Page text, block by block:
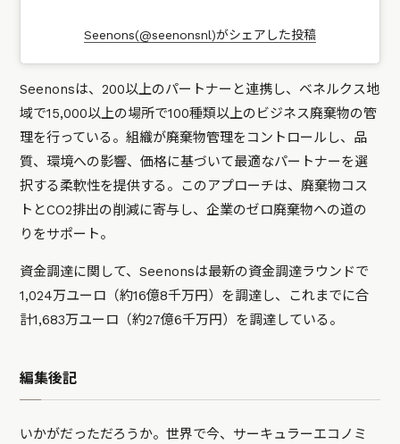
Seenons(@seenonsnl)がシェアした投稿
Seenonsは、200以上のパートナーと連携し、ベネルクス地
域で15,000以上の場所で100種類以上のビジネス廃棄物の管
理を行っている。組織が廃棄物管理をコントロールし、品
質、環境への影響、価格に基づいて最適なパートナーを選
択する柔軟性を提供する。このアプローチは、廃棄物コス
トとCO2排出の削減に寄与し、企業のゼロ廃棄物への道の
りをサポート。
資金調達に関して、Seenonsは最新の資金調達ラウンドで
1,024万ユーロ（約16億8千万円）を調達し、これまでに合
計1,683万ユーロ（約27億6千万円）を調達している。
編集後記
いかがだっただろうか。世界で今、サーキュラーエコノミ